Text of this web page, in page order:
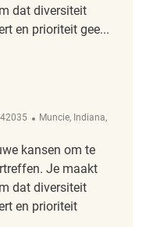
dat diversiteit
en prioriteit gee...
Plaats
Muncie, Indiana,
kansen om te
Je maakt
dat diversiteit
en prioriteit